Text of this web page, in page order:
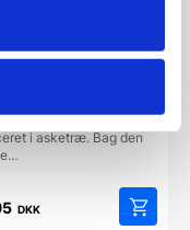
– 40 cm.
knivmagnet fra Adlon3 er
i asketræ. Bag den
DKK